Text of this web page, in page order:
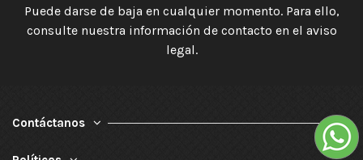
Puede darse de baja en cualquier momento. Para ello,
consulte nuestra información de contacto en el aviso
legal.
Contáctanos